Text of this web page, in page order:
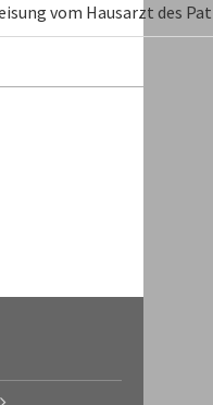
vom Hausarzt des